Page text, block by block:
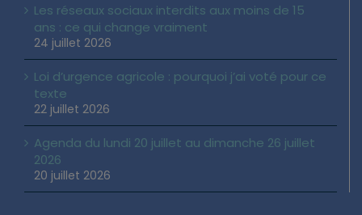
Les réseaux sociaux interdits aux moins de 15
ans : ce qui change vraiment
24 juillet 2026
Loi d’urgence agricole : pourquoi j’ai voté pour ce
texte
22 juillet 2026
Agenda du lundi 20 juillet au dimanche 26 juillet
2026
20 juillet 2026